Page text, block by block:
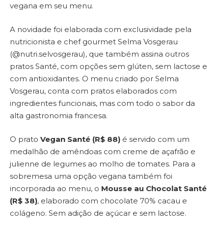
vegana em seu menu.
A novidade foi elaborada com exclusividade pela
nutricionista e chef gourmet Selma Vosgerau
(@nutri.selvosgerau), que também assina outros
pratos Santé, com opções sem glúten, sem lactose e
com antioxidantes. O menu criado por Selma
Vosgerau, conta com pratos elaborados com
ingredientes funcionais, mas com todo o sabor da
alta gastronomia francesa.
O prato Vegan Santé (R$ 88) é servido com um
medalhão de amêndoas com creme de açafrão e
julienne de legumes ao molho de tomates. Para a
sobremesa uma opção vegana também foi
incorporada ao menu, o Mousse au Chocolat Santé
(R$ 38), elaborado com chocolate 70% cacau e
colágeno. Sem adição de açúcar e sem lactose.